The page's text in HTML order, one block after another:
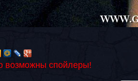
возможны спойлеры!